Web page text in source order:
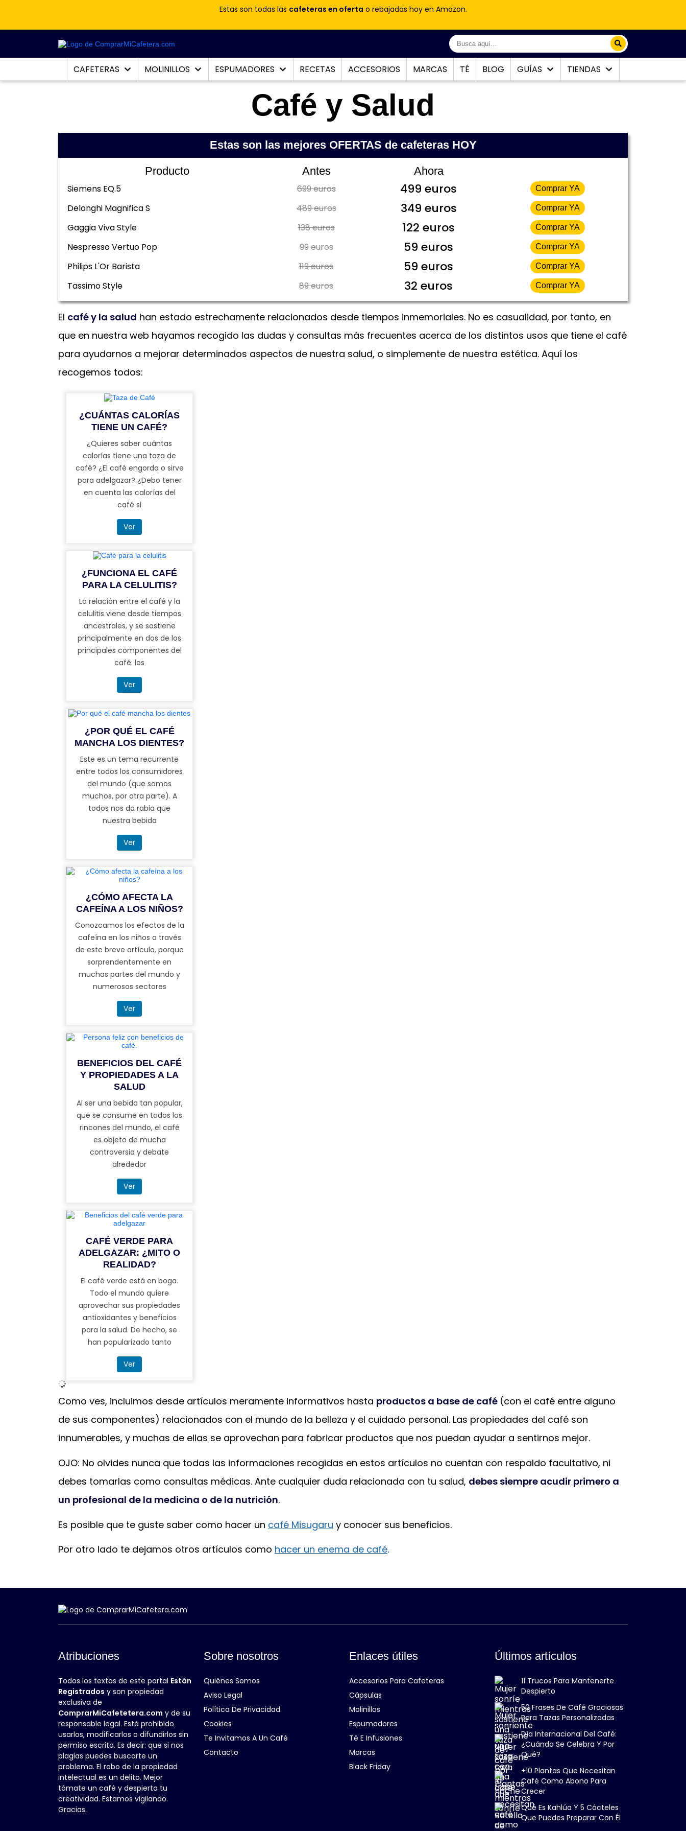
Estas son todas las cafeteras en oferta o rebajadas hoy en Amazon.
CAFETERAS MOLINILLOS ESPUMADORES RECETAS ACCESORIOS MARCAS TÉ BLOG GUÍAS TIENDAS
Café y Salud
Estas son las mejores OFERTAS de cafeteras HOY
Producto Antes Ahora
Siemens EQ.5 699 euros 499 euros Comprar YA
Delonghi Magnifica S 489 euros 349 euros Comprar YA
Gaggia Viva Style 138 euros 122 euros Comprar YA
Nespresso Vertuo Pop 99 euros 59 euros Comprar YA
Philips L'Or Barista 119 euros 59 euros Comprar YA
Tassimo Style 89 euros 32 euros Comprar YA
El café y la salud han estado estrechamente relacionados desde tiempos inmemoriales. No es casualidad, por tanto, en
que en nuestra web hayamos recogido las dudas y consultas más frecuentes acerca de los distintos usos que tiene el café
para ayudarnos a mejorar determinados aspectos de nuestra salud, o simplemente de nuestra estética. Aquí los
recogemos todos:
¿CUÁNTAS CALORÍAS
TIENE UN CAFÉ?
¿Quieres saber cuántas
calorías tiene una taza de
café? ¿El café engorda o sirve
para adelgazar? ¿Debo tener
en cuenta las calorías del
café si
Ver
¿FUNCIONA EL CAFÉ
PARA LA CELULITIS?
La relación entre el café y la
celulitis viene desde tiempos
ancestrales, y se sostiene
principalmente en dos de los
principales componentes del
café: los
Ver
¿POR QUÉ EL CAFÉ
MANCHA LOS DIENTES?
Este es un tema recurrente
entre todos los consumidores
del mundo (que somos
muchos, por otra parte). A
todos nos da rabia que
nuestra bebida
Ver
¿CÓMO AFECTA LA
CAFEÍNA A LOS NIÑOS?
Conozcamos los efectos de la
cafeína en los niños a través
de este breve artículo, porque
sorprendentemente en
muchas partes del mundo y
numerosos sectores
Ver
BENEFICIOS DEL CAFÉ
Y PROPIEDADES A LA
SALUD
Al ser una bebida tan popular,
que se consume en todos los
rincones del mundo, el café
es objeto de mucha
controversia y debate
alrededor
Ver
CAFÉ VERDE PARA
ADELGAZAR: ¿MITO O
REALIDAD?
El café verde está en boga.
Todo el mundo quiere
aprovechar sus propiedades
antioxidantes y beneficios
para la salud. De hecho, se
han popularizado tanto
Ver
Como ves, incluimos desde artículos meramente informativos hasta productos a base de café (con el café entre alguno
de sus componentes) relacionados con el mundo de la belleza y el cuidado personal. Las propiedades del café son
innumerables, y muchas de ellas se aprovechan para fabricar productos que nos puedan ayudar a sentirnos mejor.
OJO: No olvides nunca que todas las informaciones recogidas en estos artículos no cuentan con respaldo facultativo, ni
debes tomarlas como consultas médicas. Ante cualquier duda relacionada con tu salud, debes siempre acudir primero a
un profesional de la medicina o de la nutrición.
Es posible que te guste saber como hacer un café Misugaru y conocer sus beneficios.
Por otro lado te dejamos otros artículos como hacer un enema de café.
Atribuciones
Todos los textos de este portal Están
Registrados y son propiedad
exclusiva de
ComprarMiCafetetera.com y de su
responsable legal. Está prohibido
usarlos, modificarlos o difundirlos sin
permiso escrito. Es decir: que si nos
plagias puedes buscarte un
problema. El robo de la propiedad
intelectual es un delito. Mejor
tómate un café y despierta tu
creatividad. Estamos vigilando.
Gracias.
Sobre nosotros
Quiénes Somos
Aviso Legal
Política De Privacidad
Cookies
Te Invitamos A Un Café
Contacto
Enlaces útiles
Accesorios Para Cafeteras
Cápsulas
Molinillos
Espumadores
Té E Infusiones
Marcas
Black Friday
Últimos artículos
11 Trucos Para Mantenerte
Despierto
50 Frases De Café Graciosas
Para Tazas Personalizadas
Día Internacional Del Café:
¿Cuándo Se Celebra Y Por
Qué?
+10 Plantas Que Necesitan
Café Como Abono Para
Crecer
Qué Es Kahlúa Y 5 Cócteles
Que Puedes Preparar Con Él